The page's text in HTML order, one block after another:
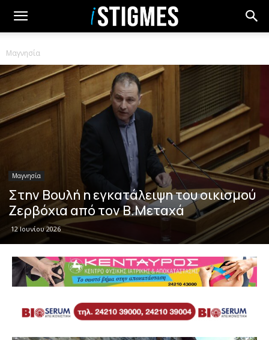
Μαγνησία
Μαγνησία
Στην Βουλή η εγκατάλειψη του οικισμού
Ζερβόχια από τον Β.Μεταχά
12 Ιουνίου 2026